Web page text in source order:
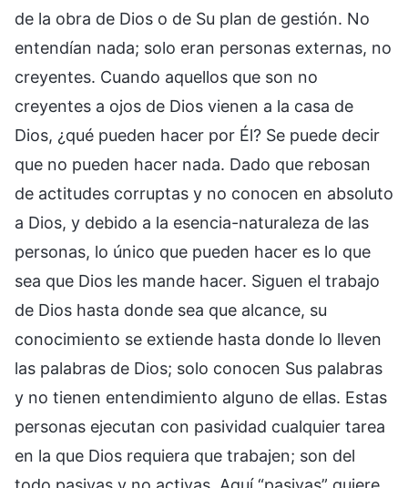
de la obra de Dios o de Su plan de gestión. No
entendían nada; solo eran personas externas, no
creyentes. Cuando aquellos que son no
creyentes a ojos de Dios vienen a la casa de
Dios, ¿qué pueden hacer por Él? Se puede decir
que no pueden hacer nada. Dado que rebosan
de actitudes corruptas y no conocen en absoluto
a Dios, y debido a la esencia-naturaleza de las
personas, lo único que pueden hacer es lo que
sea que Dios les mande hacer. Siguen el trabajo
de Dios hasta donde sea que alcance, su
conocimiento se extiende hasta donde lo lleven
las palabras de Dios; solo conocen Sus palabras
y no tienen entendimiento alguno de ellas. Estas
personas ejecutan con pasividad cualquier tarea
en la que Dios requiera que trabajen; son del